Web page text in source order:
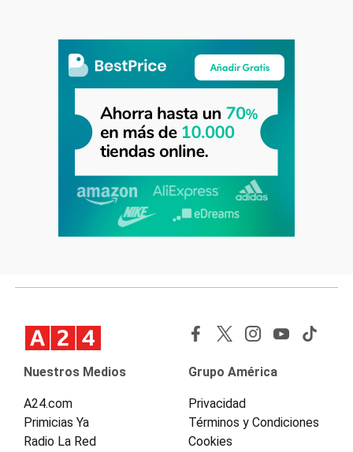
Nuestros Medios
A24.com
Primicias Ya
Radio La Red
Grupo América
Privacidad
Términos y Condiciones
Cookies